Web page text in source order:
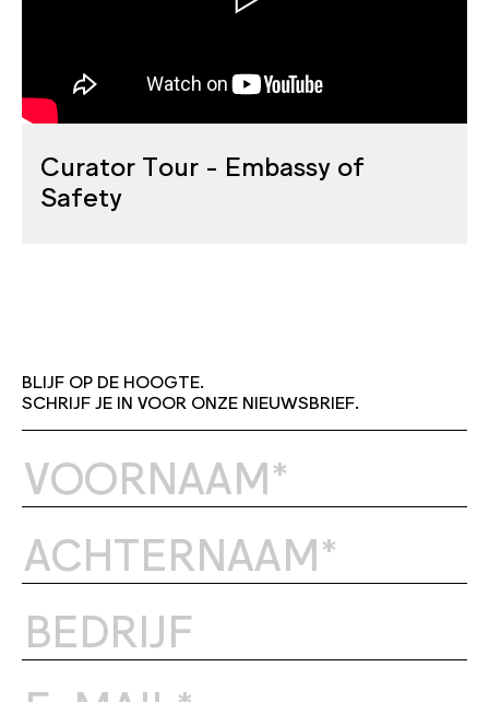
Curator Tour - Embassy of
Safety
BLIJF OP DE HOOGTE.
SCHRIJF JE IN VOOR ONZE NIEUWSBRIEF.